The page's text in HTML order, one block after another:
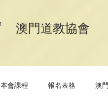
​澳門道教協會
本會課程 報名表格 澳